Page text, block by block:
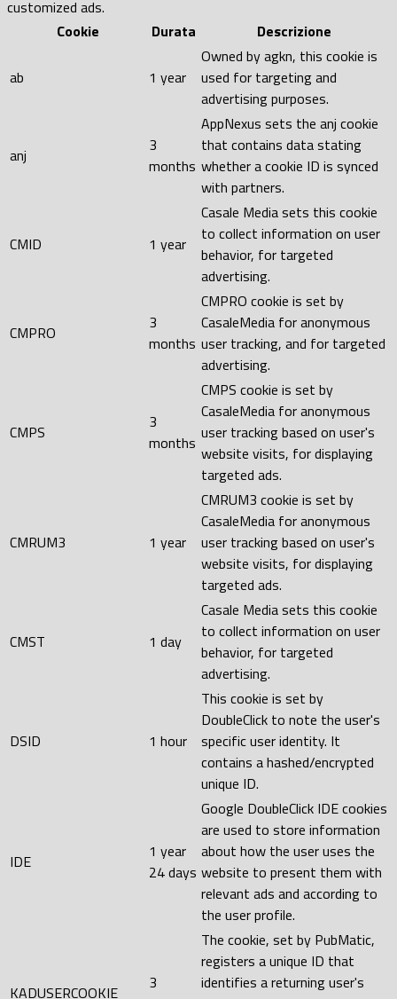
customized ads.
Cookie
Durata Descrizione
ab 1 year
Owned by agkn, this cookie is
used for targeting and
advertising purposes.
anj
3
months
AppNexus sets the anj cookie
that contains data stating
whether a cookie ID is synced
with partners.
CMID 1 year
Casale Media sets this cookie
to collect information on user
behavior, for targeted
advertising.
CMPRO
3
months
CMPRO cookie is set by
CasaleMedia for anonymous
user tracking, and for targeted
advertising.
CMPS
3
months
CMPS cookie is set by
CasaleMedia for anonymous
user tracking based on user's
website visits, for displaying
targeted ads.
CMRUM3 1 year
CMRUM3 cookie is set by
CasaleMedia for anonymous
user tracking based on user's
website visits, for displaying
targeted ads.
CMST 1 day
Casale Media sets this cookie
to collect information on user
behavior, for targeted
advertising.
DSID 1 hour
This cookie is set by
DoubleClick to note the user's
specific user identity. It
contains a hashed/encrypted
unique ID.
IDE
1 year
24 days
Google DoubleClick IDE cookies
are used to store information
about how the user uses the
website to present them with
relevant ads and according to
the user profile.
KADUSERCOOKIE
3
The cookie, set by PubMatic,
registers a unique ID that
identifies a returning user's